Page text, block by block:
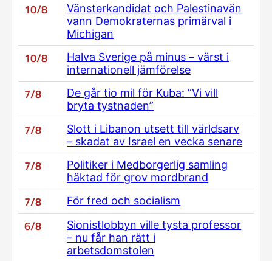
10/8
Vänsterkandidat och Palestinavän
vann Demokraternas primärval i
Michigan
10/8
Halva Sverige på minus – värst i
internationell jämförelse
7/8
De går tio mil för Kuba: ”Vi vill
bryta tystnaden”
7/8
Slott i Libanon utsett till världsarv
– skadat av Israel en vecka senare
7/8
Politiker i Medborgerlig samling
häktad för grov mordbrand
7/8 För fred och socialism
6/8
Sionistlobbyn ville tysta professor
– nu får han rätt i
arbetsdomstolen